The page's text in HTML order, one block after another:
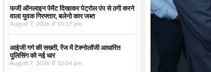
फर्जी ऑनलाइन पेमेंट दिखाकर पेट्रोल पंप से ठगी करने
वाला युवक गिरफ्तार, बलेनो कार जब्त
August 7, 2026 10:17 pm
आईजी गर्ग की सख्ती, रेंज में टेक्नोलॉजी आधारित
पुलिसिंग को नई धार
August 7, 2026 10:04 pm